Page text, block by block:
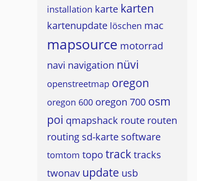
installation karte karten
kartenupdate löschen mac
mapsource motorrad
navi navigation nüvi
openstreetmap oregon
oregon 600 oregon 700 osm
poi qmapshack route routen
routing sd-karte software
tomtom topo tracktracks
twonav update usb